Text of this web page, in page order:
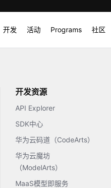
开发 活动 Programs 社区
开发资源
API Explorer
SDK中心
华为云码道（CodeArts）
华为云魔坊
（ModelArts）
MaaS模型即服务